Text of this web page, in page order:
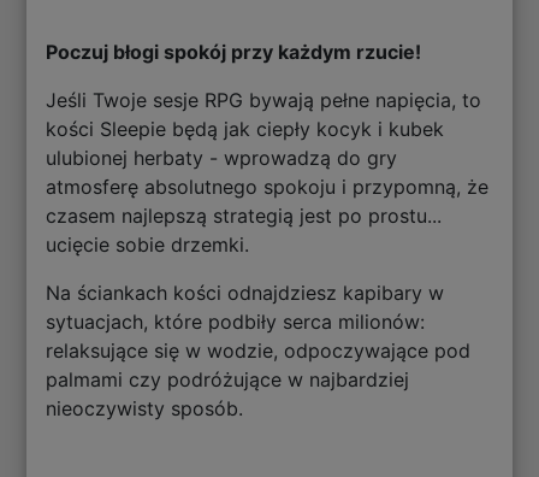
Poczuj błogi spokój przy każdym rzucie!
Jeśli Twoje sesje RPG bywają pełne napięcia, to
kości Sleepie będą jak ciepły kocyk i kubek
ulubionej herbaty - wprowadzą do gry
atmosferę absolutnego spokoju i przypomną, że
czasem najlepszą strategią jest po prostu...
ucięcie sobie drzemki.
Na ściankach kości odnajdziesz kapibary w
sytuacjach, które podbiły serca milionów:
relaksujące się w wodzie, odpoczywające pod
palmami czy podróżujące w najbardziej
nieoczywisty sposób.